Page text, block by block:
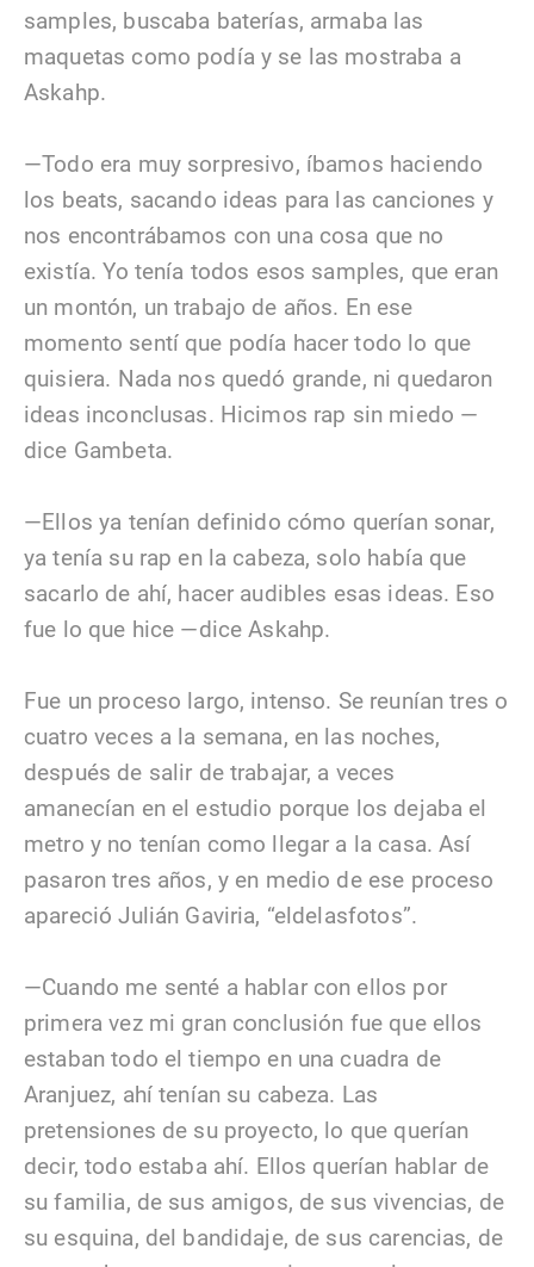
samples, buscaba baterías, armaba las
maquetas como podía y se las mostraba a
Askahp.
—Todo era muy sorpresivo, íbamos haciendo
los beats, sacando ideas para las canciones y
nos encontrábamos con una cosa que no
existía. Yo tenía todos esos samples, que eran
un montón, un trabajo de años. En ese
momento sentí que podía hacer todo lo que
quisiera. Nada nos quedó grande, ni quedaron
ideas inconclusas. Hicimos rap sin miedo —
dice Gambeta.
—Ellos ya tenían definido cómo querían sonar,
ya tenía su rap en la cabeza, solo había que
sacarlo de ahí, hacer audibles esas ideas. Eso
fue lo que hice —dice Askahp.
Fue un proceso largo, intenso. Se reunían tres o
cuatro veces a la semana, en las noches,
después de salir de trabajar, a veces
amanecían en el estudio porque los dejaba el
metro y no tenían como llegar a la casa. Así
pasaron tres años, y en medio de ese proceso
apareció Julián Gaviria, “eldelasfotos”.
—Cuando me senté a hablar con ellos por
primera vez mi gran conclusión fue que ellos
estaban todo el tiempo en una cuadra de
Aranjuez, ahí tenían su cabeza. Las
pretensiones de su proyecto, lo que querían
decir, todo estaba ahí. Ellos querían hablar de
su familia, de sus amigos, de sus vivencias, de
su esquina, del bandidaje, de sus carencias, de